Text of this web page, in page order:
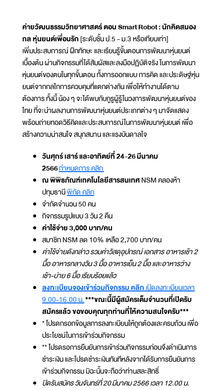
ค่ายวัฒนธรรมวิทยาศาสตร์ ตอน Smart Robot : นักคิดสมอง
กล หุ่นยนต์เพื่อนรัก [ระดับชั้น ป.5 - ม.3 หรือเทียบเท่า]
เพิ่มประสบการณ์ ฝึกทักษะ และเรียนรู้ขั้นตอนการพัฒนาหุ่นยนต์
เบื้องต้น ผ่านกิจกรรมที่ได้สัมผัสและลงมือปฏิบัติจริง ในการพัฒนา
หุ่นยนต์ของตนในทุกขั้นตอน ทั้งการออกแบบ การคิด และประดิษฐ์หุ่น
ยนต์จากกลไกการควบคุมที่แตกต่างกัน เพื่อให้ทำงานได้ตาม
ต้องการ ทั้งนี้ น้อง ๆ จะได้พบกับกูรูผู้รู้ในวงการพัฒนาหุ่นยนต์ของ
ไทย ที่จะนำผลงานการพัฒนาหุ่นยนต์ประเภทต่าง ๆ มาจัดแสดง
พร้อมถ่ายทอดวิธีคิดและประสบการณ์ในการพัฒนาหุ่นยนต์ เพื่อ
สร้างความน่าสนใจ สนุกสนาน และแรงบันดาลใจ
วันศุกร์ เสาร์ และอาทิตย์ที่ 24-26 มีนาคม
2566กำหนดการ คลิก
ณ พิพิธภัณฑ์เทคโนโลยีสารสนเทศNSM คลองห้า
ปทุมธานีพิกัด คลิก
จำกัดจำนวน 50 คน
กิจกรรมรูปแบบ 3 วัน 2 คืน
ค่าใช้จ่าย 3,000 บาท/คน
สมาชิก NSM ลด 10% เหลือ 2,700 บาท/คน
ค่าใช้จ่ายดังกล่าว รวมค่าวัสดุอุปกรณ์ เอกสาร อาหารเช้า 2
มื้อ อาหารกลางวัน 3 มื้อ อาหารเย็น 2 มื้อ และอาหารว่าง
เช้า-บ่าย 6 มื้อ เรียบร้อยแล้ว
ลงทะเบียนจองเข้าร่วมกิจกรรม คลิกเปิดลงทะเบียนเวลา
9.00-16.00 น.***ขณะนี้มีผู้สมัครเต็มจำนวนที่เปิดรับ
สมัครแล้ว ขอขอบคุณทุกท่านที่ให้ความสนใจครับ***
* โปรดกรอกข้อมูลการลงทะเบียนให้ถูกต้องและครบถ้วน เพื่อ
ประโยชน์ในการเข้าร่วมกิจกรรม
** โปรดรอการยืนยันการเข้าร่วมกิจกรรมก่อนจึงดำเนินการ
ชำระเงิน และโปรดชำระเงินทันทีหลังจากได้รับการยืนยันการ
เข้าร่วมกิจกรรม มิฉะนั้นจะถือว่าท่านสละสิทธิ์
ปิดรับสมัคร วันจันทร์ที่ 20 มีนาคม 2566 เวลา 12.00 น.